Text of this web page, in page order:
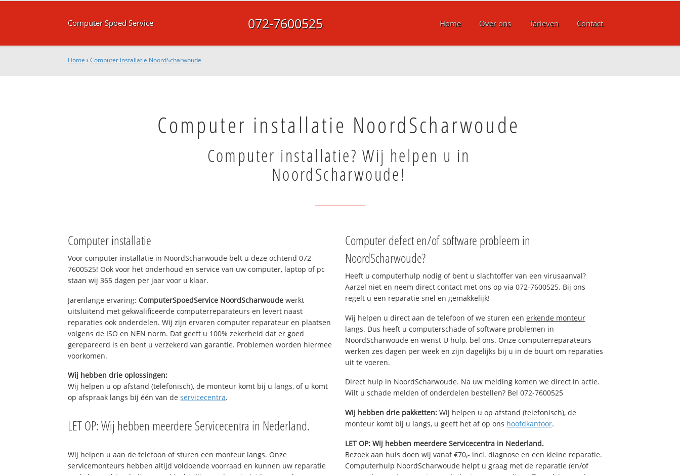
Computer Spoed Service 072-7600525 Home Over ons Tarieven Contact
Home ›Computer installatie NoordScharwoude
Computer installatie NoordScharwoude
Computer installatie? Wij helpen u in
NoordScharwoude!
Computer installatie
Voor computer installatie in NoordScharwoude belt u deze ochtend 072-
7600525! Ook voor het onderhoud en service van uw computer, laptop of pc
staan wij 365 dagen per jaar voor u klaar.
Jarenlange ervaring:ComputerSpoedService NoordScharwoude werkt
uitsluitend met gekwalificeerde computerreparateurs en levert naast
reparaties ook onderdelen. Wij zijn ervaren computer reparateur en plaatsen
volgens de ISO en NEN norm. Dat geeft u 100% zekerheid dat er goed
gerepareerd is en bent u verzekerd van garantie. Problemen worden hiermee
voorkomen.
Wij hebben drie oplossingen:
Wij helpen u op afstand (telefonisch), de monteur komt bij u langs, of u komt
op afspraak langs bij één van deservicecentra.
LET OP: Wij hebben meerdere Servicecentra in Nederland.
Wij helpen u aan de telefoon of sturen een monteur langs. Onze
servicemonteurs hebben altijd voldoende voorraad en kunnen uw reparatie
Computer defect en/of software probleem in
NoordScharwoude?
Heeft u computerhulp nodig of bent u slachtoffer van een virusaanval?
Aarzel niet en neem direct contact met ons op via 072-7600525. Bij ons
regelt u een reparatie snel en gemakkelijk!
Wij helpen u direct aan de telefoon of we sturen een erkende monteur
langs. Dus heeft u computerschade of software problemen in
NoordScharwoude en wenst U hulp, bel ons. Onze computerreparateurs
werken zes dagen per week en zijn dagelijks bij u in de buurt om reparaties
uit te voeren.
Direct hulp in NoordScharwoude. Na uw melding komen we direct in actie.
Wilt u schade melden of onderdelen bestellen? Bel 072-7600525
Wij hebben drie pakketten: Wij helpen u op afstand (telefonisch), de
monteur komt bij u langs, u geeft het af op ons hoofdkantoor.
LET OP: Wij hebben meerdere Servicecentra in Nederland.
Bezoek aan huis doen wij vanaf €70,- incl. diagnose en een kleine reparatie.
Computerhulp NoordScharwoude helpt u graag met de reparatie (en/of